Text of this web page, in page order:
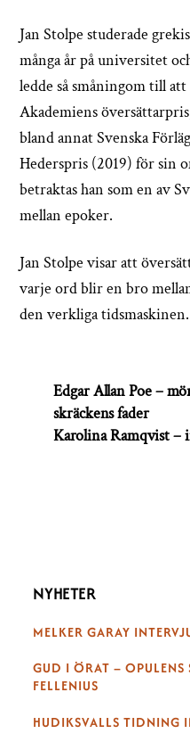
Jan Stolpe studerade
många år på universitet
ledde så småningom till
Akademiens
bland annat Svenska
Hederspris (2019) för sin
betraktas han som en av
mellan epoker.
Jan Stolpe visar att
varje ord blir en bro
den verkliga tidsmaskinen.
Edgar Allan Poe –
skräckens fader
Karolina Ramqvist –
NYHETER
MELKER GARAY
GUD I ÖRAT –
FELLENIUS
HUDIKSVALLS TIDNING